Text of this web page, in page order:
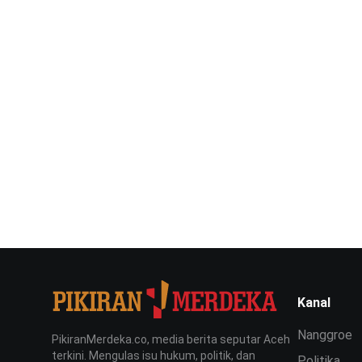
PikiranMerdeka.co, media berita seputar Aceh
terkini. Mengulas isu hukum, politik, dan
Kanal
Nanggroe